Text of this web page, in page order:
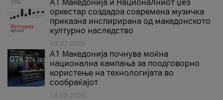
А1 Македонија и Националниот џез
оркестар создадоа современа музичка
приказна инспирирана од македонското
културно наследство
03.07.2026
A1 Македонија почнува моќна
национална кампања за поодговорно
користење на технологијата во
сообраќајот
18.05.2026